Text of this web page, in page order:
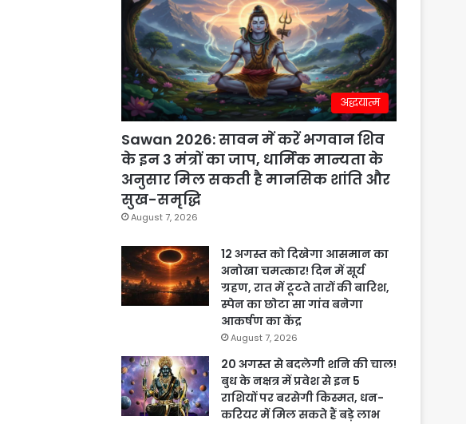
अद्धयात्म
Sawan 2026: सावन में करें भगवान शिव
के इन 3 मंत्रों का जाप, धार्मिक मान्यता के
अनुसार मिल सकती है मानसिक शांति और
सुख-समृद्धि
August 7, 2026
12 अगस्त को दिखेगा आसमान का
अनोखा चमत्कार! दिन में सूर्य
ग्रहण, रात में टूटते तारों की बारिश,
स्पेन का छोटा सा गांव बनेगा
आकर्षण का केंद्र
August 7, 2026
20 अगस्त से बदलेगी शनि की चाल!
बुध के नक्षत्र में प्रवेश से इन 5
राशियों पर बरसेगी किस्मत, धन-
करियर में मिल सकते हैं बड़े लाभ